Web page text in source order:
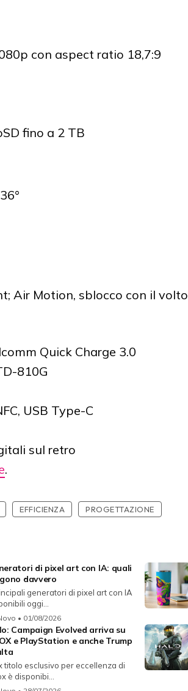
con aspect ratio 18,7:9
fino a 2 TB
Air Motion, sblocco con il volto
Quick Charge 3.0
810G
USB Type-C
sul retro
.
EFFICIENZA
PROGETTAZIONE
di pixel art con IA: quali
davvero
generatori di pixel art con IA
oggi...
• 01/08/2026
Campaign Evolved arriva su
e PlayStation e anche Trump
titolo esclusivo per eccellenza di
è disponibi...